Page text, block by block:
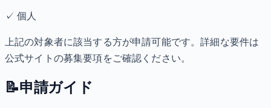
✓個人
上記の対象者に該当する方が申請可能です。詳細な要件は
公式サイトの募集要項をご確認ください。
📝申請ガイド